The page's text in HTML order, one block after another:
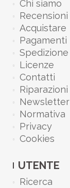
Chi siamo
Recensioni
Acquistare
Pagamenti
Spedizione
Licenze
Contatti
Riparazioni
Newsletter
Normativa
Privacy
Cookies
UTENTE
Ricerca